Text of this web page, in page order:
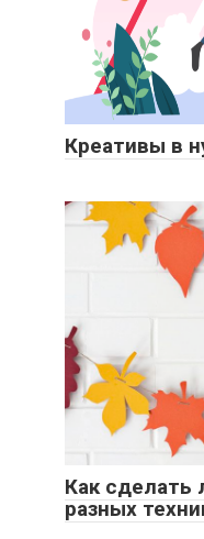
Креативы в
Как сделать
разных